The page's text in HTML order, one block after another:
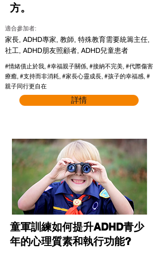
方。
適合參加者:
家長, ADHD專家, 教師, 特殊教育需要統籌主任,
社工, ADHD朋友照顧者, ADHD兒童患者
#情緒債止於我, #幸福親子關係, #接納不完美, #代際傷害
療癒, #支持而非消耗, #家長心靈成長, #孩子的幸福感, #
親子同行更自在
詳情
童軍訓練如何提升ADHD青少
年的心理質素和執行功能?